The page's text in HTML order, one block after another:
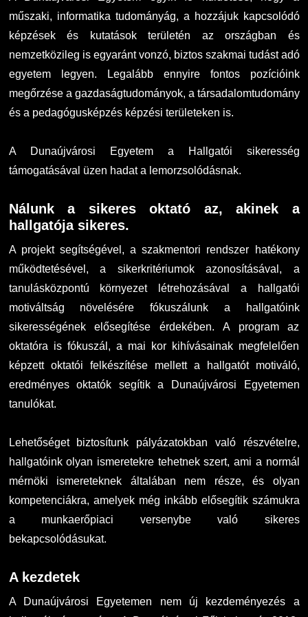
TDK/Tehetségnap
Online Studium
műszaki, informatika tudományág, a hozzájuk kapcsolódó
képzések és kutatások területén az országban és
nemzetközileg is egyaránt vonzó, biztos szakmai tudást adó
egyetem legyen. Legalább ennyire fontos pozícióink
megőrzése a gazdaságtudományok, a társadalomtudomány
és a pedagógusképzés képzési területeken is.
A Dunaújvárosi Egyetem a Hallgatói sikeresség
támogatásával üzen hadat a lemorzsolódásnak.
Nálunk a sikeres oktató az, akinek a
hallgatója sikeres.
A projekt segítségével, a szakmentori rendszer hatékony
működtetésével, a sikerkritériumok azonosításával, a
tanulásközpontú környezet létrehozásával a hallgatói
motiváltság növelésére fókuszálunk a hallgatóink
sikerességének elősegítése érdekében. A program az
oktatóra is fókuszál, a mai kor kihívásainak megfelelően
képzett oktatói felkészítése mellett a hallgatót motiváló,
eredményes oktatók segítik a Dunaújvárosi Egyetemen
tanulókat.
Lehetőséget biztosítunk pályázatokban való részvételre,
hallgatóink olyan ismeretekre tehetnek szert, ami a normál
mérnöki ismereteknek általában nem része, és olyan
kompetenciákra, amelyek még inkább elősegítik számukra
a munkaerőpiaci versenybe való sikeres
bekapcsolódásukat.
A kezdetek
A Dunaújvárosi Egyetemen nem új kezdeményezés a